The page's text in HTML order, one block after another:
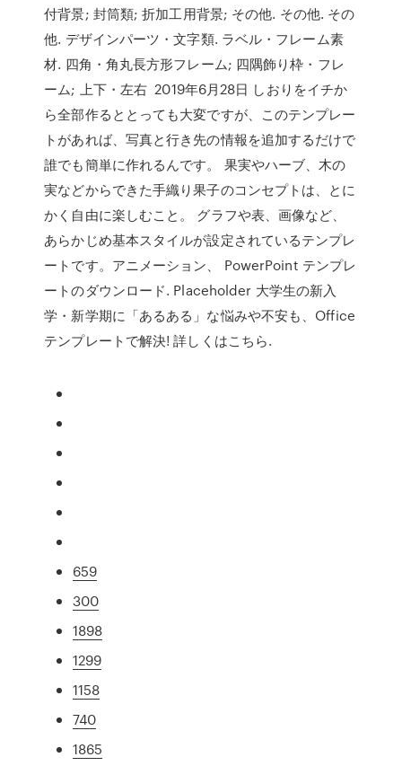
付背景; 封筒類; 折加工用背景; その他. その他. その
他. デザインパーツ・文字類. ラベル・フレーム素
材. 四角・角丸長方形フレーム; 四隅飾り枠・フレ
ーム; 上下・左右 2019年6月28日 しおりをイチか
ら全部作るととっても大変ですが、このテンプレー
トがあれば、写真と行き先の情報を追加するだけで
誰でも簡単に作れるんです。 果実やハーブ、木の
実などからできた手織り果子のコンセプトは、とに
かく自由に楽しむこと。 グラフや表、画像など、
あらかじめ基本スタイルが設定されているテンプレ
ートです。アニメーション、 PowerPoint テンプレ
ートのダウンロード. Placeholder 大学生の新入
学・新学期に「あるある」な悩みや不安も、Office
テンプレートで解決! 詳しくはこちら.
659
300
1898
1299
1158
740
1865